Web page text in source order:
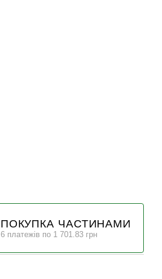
ПОКУПКА ЧАСТИНАМИ
6 платежів по 1 701.83 грн